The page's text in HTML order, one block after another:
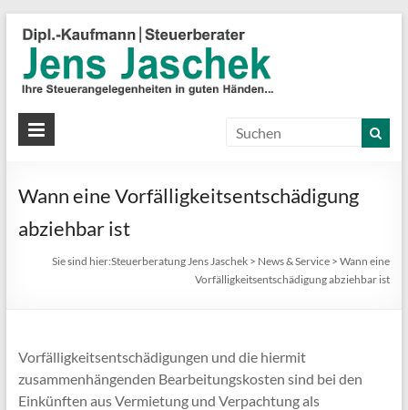
Wann eine Vorfälligkeitsentschädigung
abziehbar ist
Sie sind hier:Steuerberatung Jens Jaschek > News & Service >Wann eine
Vorfälligkeitsentschädigung abziehbar ist
Vorfälligkeitsentschädigungen und die hiermit
zusammenhängenden Bearbeitungskosten sind bei den
Einkünften aus Vermietung und Verpachtung als